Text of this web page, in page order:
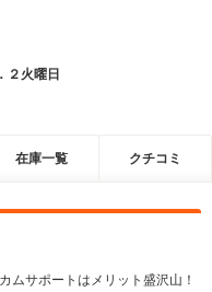
２火曜日
在庫一覧 クチコミ
ムサポートはメリット盛沢山！